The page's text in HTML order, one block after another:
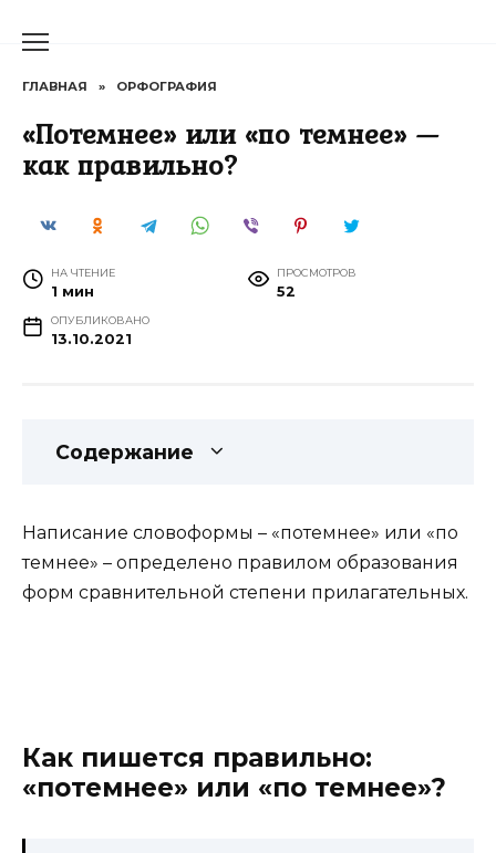
ГЛАВНАЯ » ОРФОГРАФИЯ
«Потемнее» или «по темнее» —
как правильно?
НА ЧТЕНИЕ
1 мин
ПРОСМОТРОВ
52
ОПУБЛИКОВАНО
13.10.2021
Содержание
Написание словоформы – «потемнее» или «по
темнее» – определено правилом образования
форм сравнительной степени прилагательных.
Как пишется правильно:
«потемнее» или «по темнее»?